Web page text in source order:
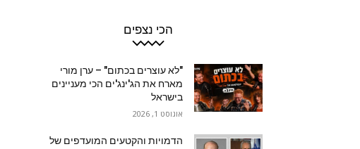
הכי נצפים
"לא עוצרים בכתום" – ערן מורי
מארח את הג'ינג'ים הכי מעניינים
בישראל
אוגוסט 1, 2026
הדמויות והקטעים המועדפים של